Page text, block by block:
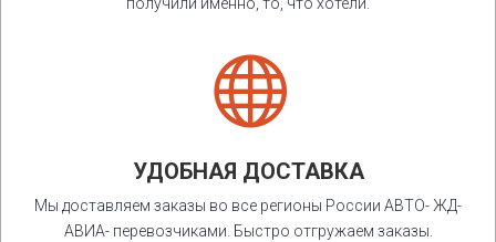
получили именно, то, что хотели.

УДОБНАЯ ДОСТАВКА
Мы доставляем заказы во все регионы России АВТО- ЖД-
АВИА- перевозчиками. Быстро отгружаем заказы.